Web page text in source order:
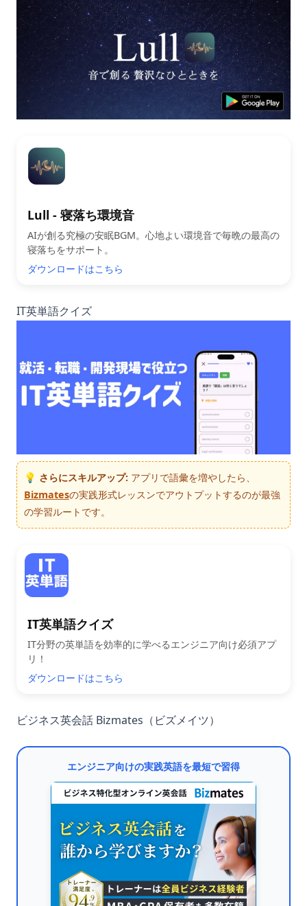
Lull - 寝落ち環境音
AIが創る究極の安眠BGM。心地よい環境音で毎晩の最高の
寝落ちをサポート。
ダウンロードはこちら
IT英単語クイズ
💡 さらにスキルアップ: アプリで語彙を増やしたら、
Bizmatesの実践形式レッスンでアウトプットするのが最強
の学習ルートです。
IT英単語クイズ
IT分野の英単語を効率的に学べるエンジニア向け必須アプ
リ！
ダウンロードはこちら
ビジネス英会話 Bizmates（ビズメイツ）
エンジニア向けの実践英語を最短で習得